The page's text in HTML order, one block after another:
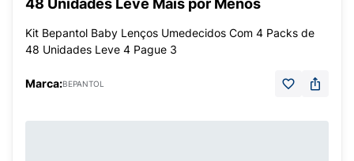
48 Unidades Leve Mais por Menos
Kit Bepantol Baby Lenços Umedecidos Com 4 Packs de
48 Unidades Leve 4 Pague 3
Marca:BEPANTOL